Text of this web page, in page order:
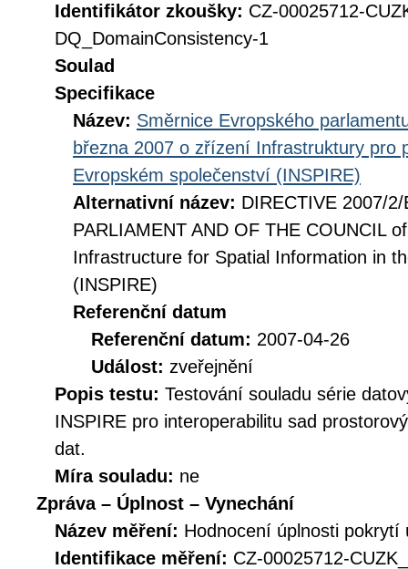
Identifikátor zkoušky: CZ-00025712-
DQ_DomainConsistency-1
Soulad
Specifikace
Název: Směrnice Evropského
března 2007 o zřízení Infrastruktury pro
Evropském společenství (INSPIRE)
Alternativní název: DIRECTIVE 2007/
PARLIAMENT AND OF THE COUNCIL
Infrastructure for Spatial Information in
(INSPIRE)
Referenční datum
Referenční datum: 2007-04-26
Událost: zveřejnění
Popis testu: Testování souladu série
INSPIRE pro interoperabilitu sad
dat.
Míra souladu: ne
Zpráva – Úplnost – Vynechání
Název měření: Hodnocení úplnosti pokrytí
Identifikace měření: CZ-00025712-